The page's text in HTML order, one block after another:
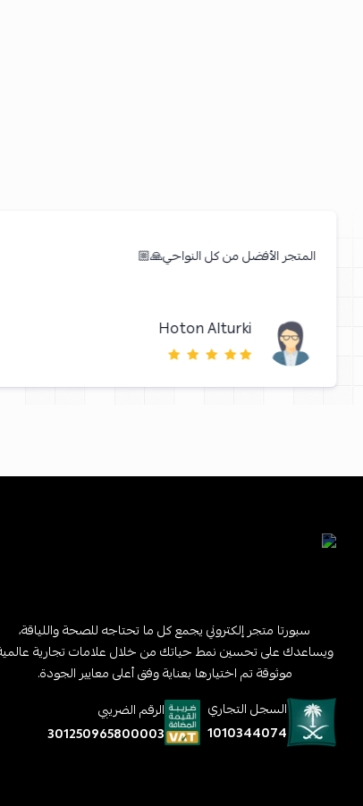
المتجر الأفضل من كل النواحي🙏🏼
Hoton Alturki
سبورتا متجر إلكتروني يجمع كل ما تحتاجه للصحة واللياقة،
ويساعدك على تحسين نمط حياتك من خلال علامات تجارية
موثوقة تم اختيارها بعناية وفق أعلى معايير الجودة.
السجل التجاري
1010344074
الرقم الضريبي
301250965800003